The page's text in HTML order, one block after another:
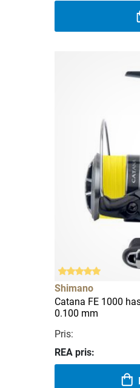
Shimano
Catana FE 1000
0.100 mm
Pris:
REA pris: